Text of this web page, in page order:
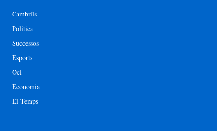
Cambrils
Política
Successos
Esports
Oci
Economia
El Temps